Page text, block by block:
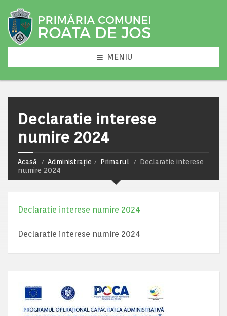
MENIU
Declaratie interese
numire 2024
Acasă Administrație Primarul
Declaratie interese
numire 2024
Declaratie interese numire 2024
Declaratie interese numire 2024